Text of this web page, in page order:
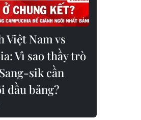
Việt Nam vs
Vì sao thầy trò
sik cần
đầu bảng?